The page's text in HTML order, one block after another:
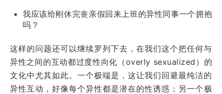
我应该给刚休完丧亲假回来上班的异性同事一个拥抱
吗？
这样的问题还可以继续罗列下去，在我们这个把任何与
异性之间的互动都过度性向化（overly sexualized）的
文化中尤其如此。一个极端是，这让我们回避最纯洁的
异性互动，好像每个异性都是潜在的性诱惑；另一个极